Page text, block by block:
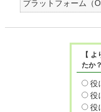
プラットフォーム（
【
たか？
役
役
役